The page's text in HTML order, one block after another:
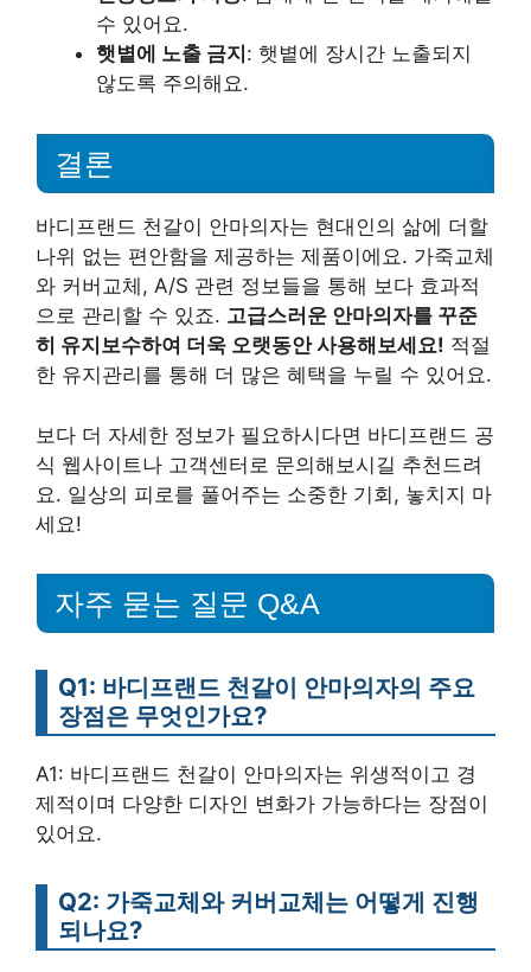
수 있어요.
햇볕에 노출 금지 : 햇볕에 장시간 노출되지
않도록 주의해요.
결론
바디프랜드 천갈이 안마의자는 현대인의 삶에 더할
나위 없는 편안함을 제공하는 제품이에요. 가죽교체
와 커버교체, A/S 관련 정보들을 통해 보다 효과적
으로 관리할 수 있죠. 고급스러운 안마의자를 꾸준
히 유지보수하여 더욱 오랫동안 사용해보세요! 적절
한 유지관리를 통해 더 많은 혜택을 누릴 수 있어요.
보다 더 자세한 정보가 필요하시다면 바디프랜드 공
식 웹사이트나 고객센터로 문의해보시길 추천드려
요. 일상의 피로를 풀어주는 소중한 기회, 놓치지 마
세요!
자주 묻는 질문 Q&A
Q1: 바디프랜드 천갈이 안마의자의 주요
장점은 무엇인가요?
A1: 바디프랜드 천갈이 안마의자는 위생적이고 경
제적이며 다양한 디자인 변화가 가능하다는 장점이
있어요.
Q2: 가죽교체와 커버교체는 어떻게 진행
되나요?